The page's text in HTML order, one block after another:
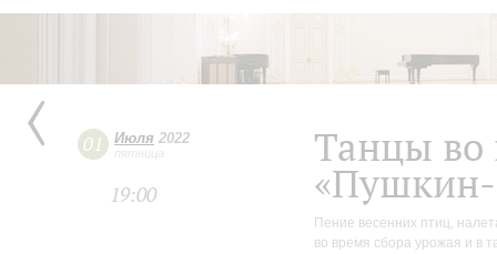
01 Июля 2022
пятница
19:00
Танцы во
«Пушкин-
Пение весенних птиц,
во время сбора урожая и в